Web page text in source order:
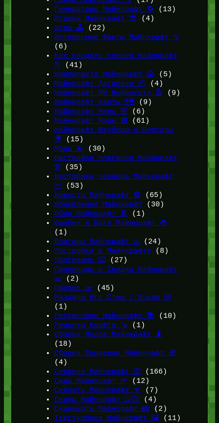
Генераторы Майнкрафт 🔁
(13)
Игроки Майнкрафт 😎 (4)
Игры 🕹️ (22)
Интересные Факты Майнкрафт 💡
(6)
Как создать сервер Майнкрафт
⛏️ (41)
Крипипаста Майнкрафт 😱(5)
Майнкрафт Датапаки 📦(4)
Майнкрафт ИИ Нейросети 🤖
(9)
Майнкрафт Карты 🗺️ (9)
Майнкрафт Мемы 🤣 (6)
Майнкрафт Моды 🟩
(61)
Майнкрафт Ютуберы и Блогеры
🎥
(15)
Моды 💫
(30)
Настройка плагинов Майнкрафт
⚒️(35)
Настройка сервера Майнкрафт
🔦 (53)
Новости Майнкрафт 🔴 (65)
Обновления Майнкрафт (30)
Обои Майнкрафт 📔
(1)
Ошибки и Баги Майнкрафт 🐞
(1)
Плагины Майнкрафт ♨️(24)
Постройки в Майнкрафте (8)
Программы ⌨️ (27)
Промокоды и Скидки Майнкрафт
🎫
(2)
Прочее 🧱 (45)
Раздачи Игр Стим / Steam 🎲
(1)
Ресурспаки Майнкрафт 📚(10)
Рецепты Крафта 🪚 (1)
Сборки Модов Майнкрафт 🧳
(18)
Сборки Серверов Майнкрафт 🎁
(4)
Сервера Майнкрафт 🛜
(166)
Сиды Майнкрафт 🌱
(12)
Скачать Майнкрафт 🔽
(7)
Скины Майнкрафт 🤹🏻
(4)
Скриншоты Майнкрафт 📸(2)
Текстурпаки Майнкрафт 🖼️(11)